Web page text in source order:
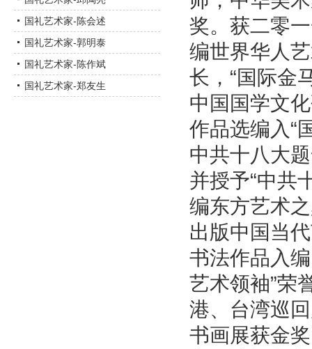
国礼艺术家-陈会述
国礼艺术家-郭明泰
国礼艺术家-陈作斌
国礼艺术家-郑友生
奖。获二零
编世界华人
长，“国际金
中国国学文
作品选编入“
中共十八大
并授予“中共
编东方艺术
出版中国当
书法作品入
艺术领袖”荣
港、台湾巡
书画展获金